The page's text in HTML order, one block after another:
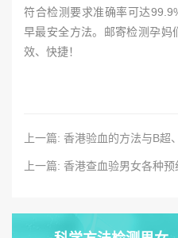
符合检测要求准确率可达
早最安全方法。邮寄检测孕妈
效、快捷！
上一篇: 香港查血验男女各种